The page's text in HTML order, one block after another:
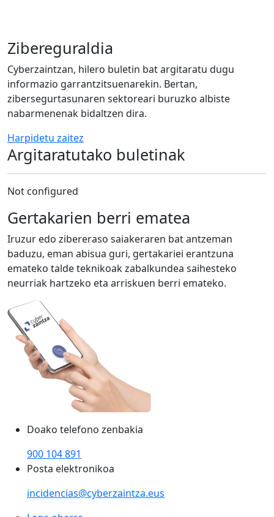
Zibereguraldia
Cyberzaintzan, hilero buletin bat argitaratu dugu
informazio garrantzitsuenarekin. Bertan,
zibersegurtasunaren sektoreari buruzko albiste
nabarmenenak bidaltzen dira.
Harpidetu zaitez
Argitaratutako buletinak
Not configured
Gertakarien berri ematea
Iruzur edo zibereraso saiakeraren bat antzeman
baduzu, eman abisua guri, gertakariei erantzuna
emateko talde teknikoak zabalkundea saihesteko
neurriak hartzeko eta arriskuen berri emateko.
Doako telefono zenbakia
900 104 891
Posta elektronikoa
incidencias@cyberzaintza.eus